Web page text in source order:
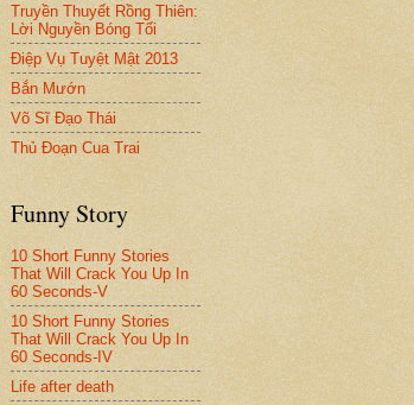
Truyền Thuyết Rồng Thiên:
Lời Nguyền Bóng Tối
Điệp Vụ Tuyệt Mật 2013
Bắn Mướn
Võ Sĩ Đạo Thái
Thủ Đoạn Cua Trai
Funny Story
10 Short Funny Stories
That Will Crack You Up In
60 Seconds-V
10 Short Funny Stories
That Will Crack You Up In
60 Seconds-IV
Life after death